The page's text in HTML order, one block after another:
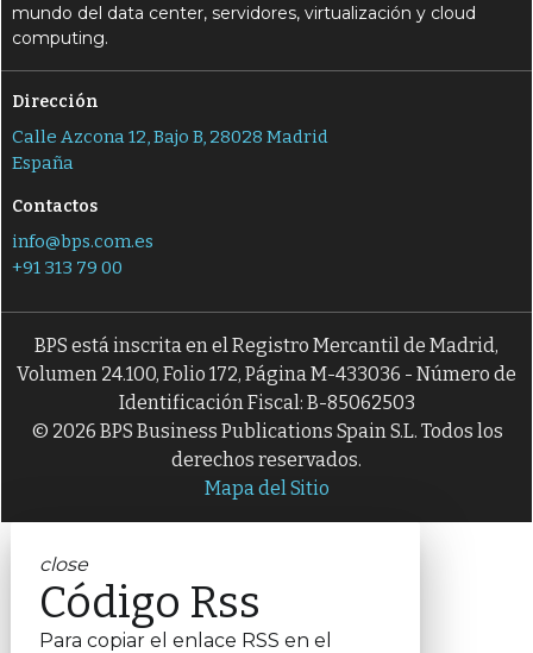
mundo del data center, servidores, virtualización y cloud
computing.
Dirección
Calle Azcona 12, Bajo B, 28028 Madrid
España
Contactos
info@bps.com.es
+91 313 79 00
BPS está inscrita en el Registro Mercantil de Madrid,
Volumen 24.100, Folio 172, Página M-433036 - Número de
Identificación Fiscal: B-85062503
© 2026 BPS Business Publications Spain S.L. Todos los
derechos reservados.
Mapa del Sitio
close
Código Rss
Para copiar el enlace RSS en el